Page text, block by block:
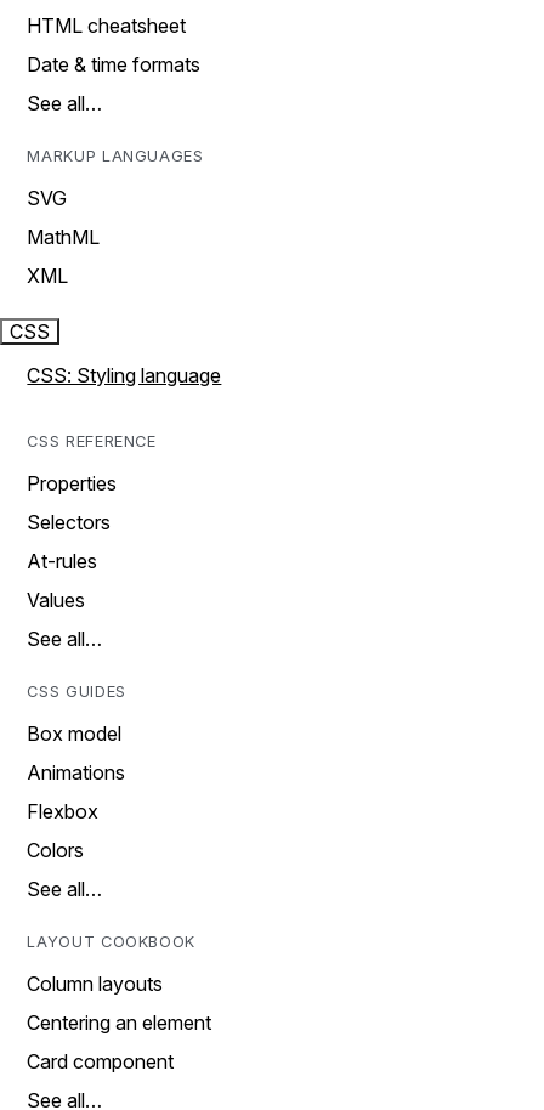
HTML cheatsheet
Date & time formats
See all…
MARKUP LANGUAGES
SVG
MathML
XML
CSS
CSS: Styling language
CSS REFERENCE
Properties
Selectors
At-rules
Values
See all…
CSS GUIDES
Box model
Animations
Flexbox
Colors
See all…
LAYOUT COOKBOOK
Column layouts
Centering an element
Card component
See all…